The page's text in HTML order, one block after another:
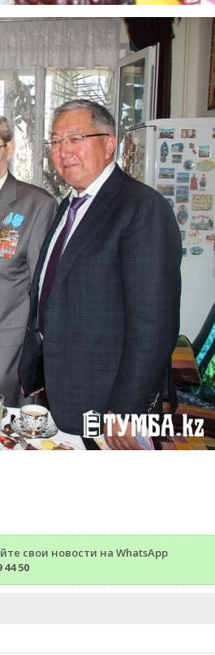
свои новости на WhatsApp
44 50